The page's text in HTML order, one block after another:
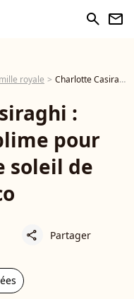
search newsletter
royale Charlotte Casiraghi : Mannequin sublime pour Chanel, sous le soleil de Monaco
:
pour
soleil de
share Partager